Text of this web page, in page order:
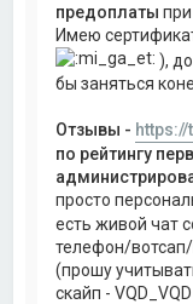
предоплаты
Имею
),
бы заняться
Отзывы -
по рейтингу
просто
есть живой чат
телефон/
(прошу
скайп -